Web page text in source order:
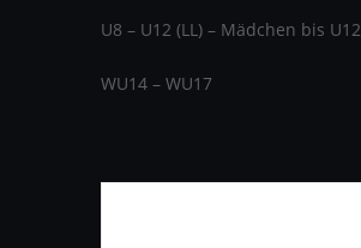
U8 – U12 (LL) – Mädchen bis U12
WU14 – WU17